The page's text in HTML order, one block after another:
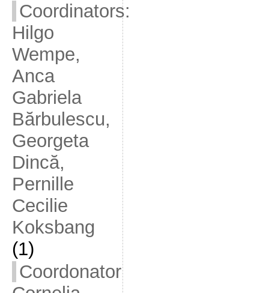
Coordinators:
Hilgo
Wempe,
Anca
Gabriela
Bărbulescu,
Georgeta
Dincă,
Pernille
Cecilie
Koksbang
(1)
Coordonator